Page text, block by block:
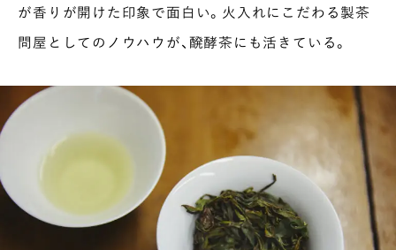
が香りが開けた印象で面白い。火入れにこだわる製茶
問屋としてのノウハウが、醗酵茶にも活きている。